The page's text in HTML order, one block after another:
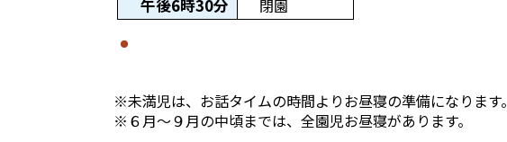
午後6時30分
閉園
※未満児は、お話タイムの時間よりお昼寝の準備になります。
※６月～９月の中頃までは、全園児お昼寝があります。